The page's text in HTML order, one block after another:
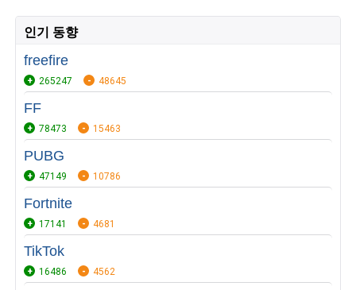
인기 동향
freefire
265247 48645
FF
78473 15463
PUBG
47149 10786
Fortnite
17141 4681
TikTok
16486 4562